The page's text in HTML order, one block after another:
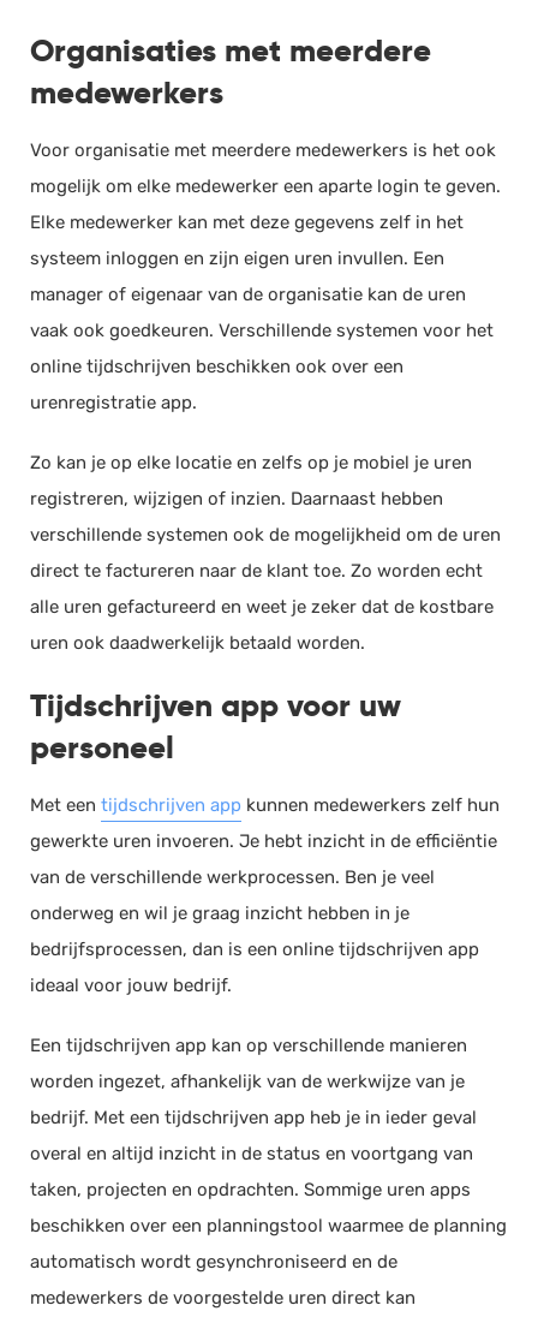
Organisaties met meerdere
medewerkers
Voor organisatie met meerdere medewerkers is het ook
mogelijk om elke medewerker een aparte login te geven.
Elke medewerker kan met deze gegevens zelf in het
systeem inloggen en zijn eigen uren invullen. Een
manager of eigenaar van de organisatie kan de uren
vaak ook goedkeuren. Verschillende systemen voor het
online tijdschrijven beschikken ook over een
urenregistratie app.
Zo kan je op elke locatie en zelfs op je mobiel je uren
registreren, wijzigen of inzien. Daarnaast hebben
verschillende systemen ook de mogelijkheid om de uren
direct te factureren naar de klant toe. Zo worden echt
alle uren gefactureerd en weet je zeker dat de kostbare
uren ook daadwerkelijk betaald worden.
Tijdschrijven app voor uw
personeel
Met een tijdschrijven app kunnen medewerkers zelf hun
gewerkte uren invoeren. Je hebt inzicht in de efficiëntie
van de verschillende werkprocessen. Ben je veel
onderweg en wil je graag inzicht hebben in je
bedrijfsprocessen, dan is een online tijdschrijven app
ideaal voor jouw bedrijf.
Een tijdschrijven app kan op verschillende manieren
worden ingezet, afhankelijk van de werkwijze van je
bedrijf. Met een tijdschrijven app heb je in ieder geval
overal en altijd inzicht in de status en voortgang van
taken, projecten en opdrachten. Sommige uren apps
beschikken over een planningstool waarmee de planning
automatisch wordt gesynchroniseerd en de
medewerkers de voorgestelde uren direct kan